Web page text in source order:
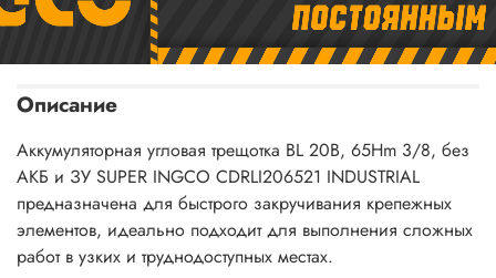
Описание
Аккумуляторная угловая трещотка BL 20В, 65Hm 3/8, без
АКБ и ЗУ SUPER INGCO CDRLI206521 INDUSTRIAL
предназначена для быстрого закручивания крепежных
элементов, идеально подходит для выполнения сложных
работ в узких и труднодоступных местах.